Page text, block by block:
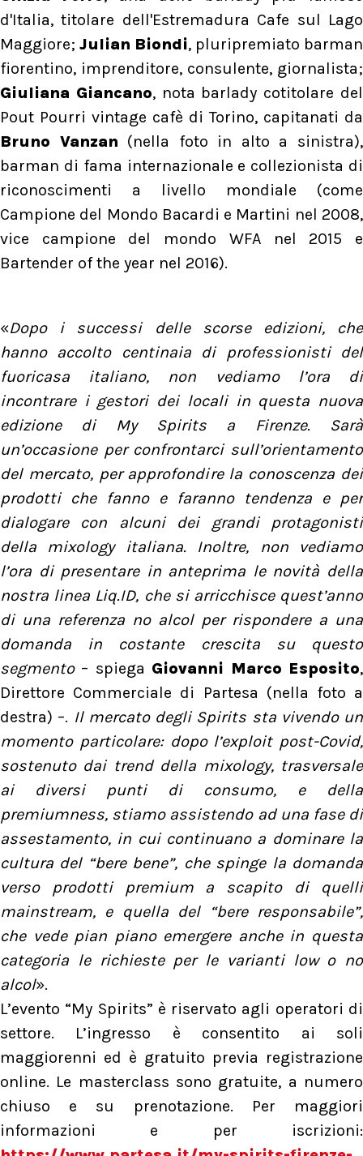
d'Italia, titolare dell'Estremadura Cafe sul Lago
Maggiore; Julian Biondi, pluripremiato barman
fiorentino, imprenditore, consulente, giornalista;
Giuliana Giancano, nota barlady cotitolare del
Pout Pourri vintage cafè di Torino, capitanati da
Bruno Vanzan (nella foto in alto a sinistra),
barman di fama internazionale e collezionista di
riconoscimenti a livello mondiale (come
Campione del Mondo Bacardi e Martini nel 2008,
vice campione del mondo WFA nel 2015 e
Bartender of the year nel 2016).
«Dopo i successi delle scorse edizioni, che
hanno accolto centinaia di professionisti del
fuoricasa italiano, non vediamo l’ora di
incontrare i gestori dei locali in questa nuova
edizione di My Spirits a Firenze. Sarà
un’occasione per confrontarci sull’orientamento
del mercato, per approfondire la conoscenza dei
prodotti che fanno e faranno tendenza e per
dialogare con alcuni dei grandi protagonisti
della mixology italiana. Inoltre, non vediamo
l’ora di presentare in anteprima le novità della
nostra linea Liq.ID, che si arricchisce quest’anno
di una referenza no alcol per rispondere a una
domanda in costante crescita su questo
segmento – spiega Giovanni Marco Esposito,
Direttore Commerciale di Partesa (nella foto a
destra) –. Il mercato degli Spirits sta vivendo un
momento particolare: dopo l’exploit post-Covid,
sostenuto dai trend della mixology, trasversale
ai diversi punti di consumo, e della
premiumness, stiamo assistendo ad una fase di
assestamento, in cui continuano a dominare la
cultura del “bere bene”, che spinge la domanda
verso prodotti premium a scapito di quelli
mainstream, e quella del “bere responsabile”,
che vede pian piano emergere anche in questa
categoria le richieste per le varianti low o no
alcol».
L’evento “My Spirits” è riservato agli operatori di
settore. L’ingresso è consentito ai soli
maggiorenni ed è gratuito previa registrazione
online. Le masterclass sono gratuite, a numero
chiuso e su prenotazione. Per maggiori
informazioni e per iscrizioni: